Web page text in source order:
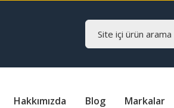
Hakkımızda Blog Markalar